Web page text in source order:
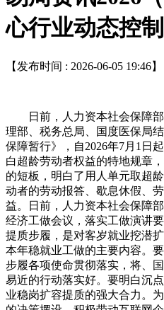
心行业动态控
【发布时间 : 2026-06-05 19:46
日前，人力资本社会保障部
理部、税务总局、国度医保局
保障暂行》，自2026年7月1日
白超龄劳动者权益的特地规章
的短板，明白了用人单元取超
动者的劳动报答、歇息休假、
益。日前，人力资本社会保障
经济工做会议，落实工做演讲
提质步履，是对客岁就业挖潜
本年稳就业工做的主要内容。
步履各项使命贯彻落实，将、
易近的行动落实好。要明白沉
业稳岗扩容提质的强大合力。